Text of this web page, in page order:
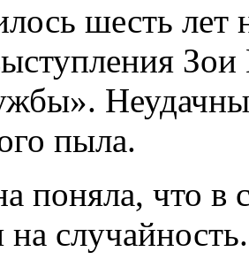
шесть лет
пыла.
поняла, что
на